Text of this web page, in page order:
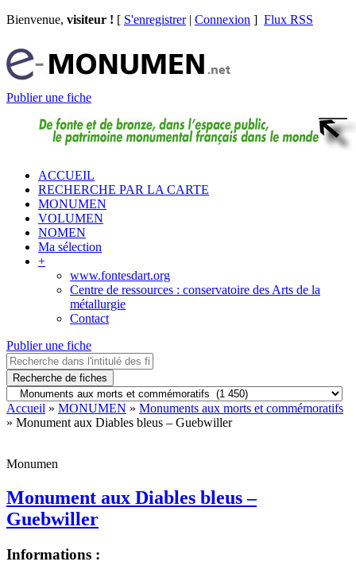
Bienvenue, visiteur ! [ S'enregistrer| Connexion ] Flux RSS
Publier une fiche
ACCUEIL
RECHERCHE PAR LA CARTE
MONUMEN
VOLUMEN
NOMEN
Ma sélection
+
www.fontesdart.org
Centre de ressources : conservatoire des Arts de la
métallurgie
Contact
Publier une fiche
Recherche de fiches
Accueil » MONUMEN » Monuments aux morts et commémoratifs
» Monument aux Diables bleus – Guebwiller
Monumen
Monument aux Diables bleus –
Guebwiller
Informations :